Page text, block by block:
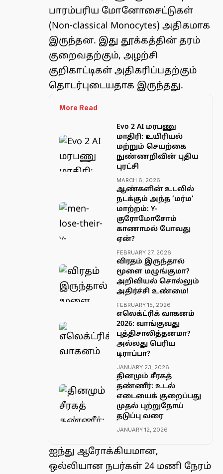
பாரம்பரிய மோனோசைட்டுகள்
(Non-classical Monocytes) அதிகமாக
இருந்தன. இது தூக்கத்தின் தரம்
குறைவதற்கும், அழற்சி
குறிகாட்டிகள் அதிகரிப்பதற்கும்
தொடர்புடையதாக இருந்தது.
More Read
Evo 2 AI மரபணு
மாதிரி: உயிரியல்
மற்றும் செயற்கை
நுண்ணறிவின் புதிய
புரட்சி
MARCH 6, 2026
ஆண்களின் உடலில்
நடக்கும் அந்த ‘மர்ம’
மாற்றம்: Y-
குரோமோசோம்
காணாமல் போவது
ஏன்?
FEBRUARY 27, 2026
விரதம் இருந்தால்
மூளை மழுங்குமா?
அறிவியல் சொல்லும்
அதிர்ச்சி உண்மை!
FEBRUARY 15, 2026
எலெக்ட்ரிக் வாகனம்
2026: வாங்குவது
புத்திசாலித்தனமா?
அல்லது பெரிய
டிராப்பா?
JANUARY 23, 2026
தினமும் சீரகத்
தண்ணீர்: உடல்
எடையைக் குறைப்பது
முதல் புற்றுநோய்
தடுப்பு வரை
JANUARY 12, 2026
ஐந்து ஆரோக்கியமான,
ஒல்லியான நபர்கள் 24 மணி நேரம்